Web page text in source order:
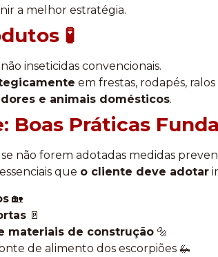
a melhor estratégia.
🧪
inseticidas convencionais.
em frestas, rodapés,
e animais domésticos.
Boas Práticas
não forem adotadas medidas
que o cliente deve adotar
🏡
🚪
materiais de construção🔩
de alimento dos escorpiões 🦗